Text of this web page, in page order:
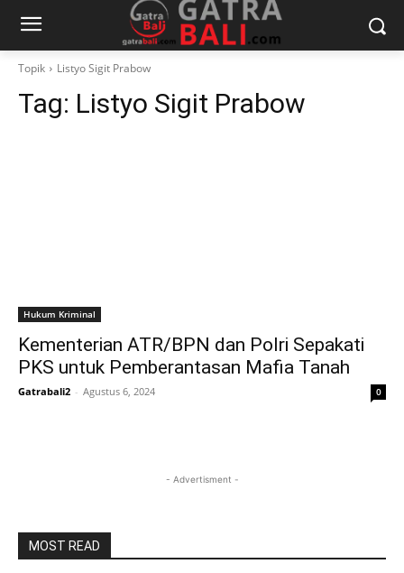
Topik Listyo Sigit Prabow
Tag: Listyo Sigit Prabow
Hukum Kriminal
Kementerian ATR/BPN dan Polri Sepakati
PKS untuk Pemberantasan Mafia Tanah
Gatrabali2 - Agustus 6, 2024 0
- Advertisment -
MOST READ